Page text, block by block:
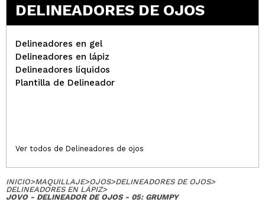
DELINEADORES DE OJOS
Delineadores en gel
Delineadores en lápiz
Delineadores líquidos
Plantilla de Delineador
Ver todos de Delineadores de ojos
INICIO>MAQUILLAJE>OJOS>DELINEADORES DE OJOS>
DELINEADORES EN LÁPIZ>
JOVO - DELINEADOR DE OJOS - 05: GRUMPY